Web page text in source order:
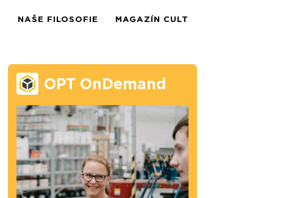
NAŠE FILOSOFIE MAGAZÍN CULT
OPT OnDemand